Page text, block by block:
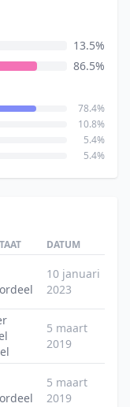
13.5%
86.5%
78.4%
10.8%
5.4%
5.4%
DATUM
10 januari
2023
5 maart
2019
5 maart
2019